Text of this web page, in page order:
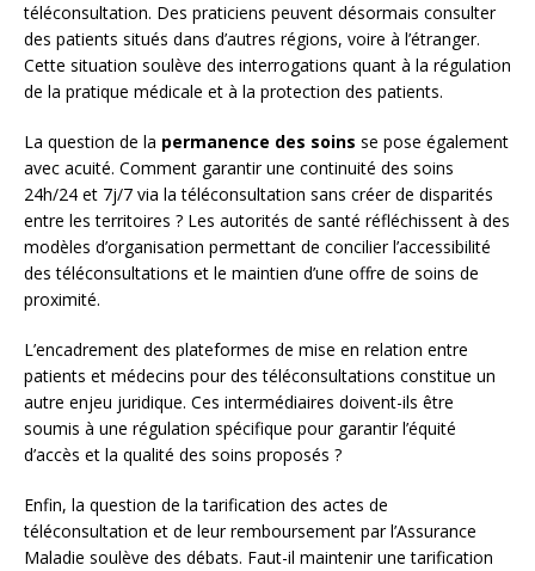
téléconsultation. Des praticiens peuvent désormais consulter
des patients situés dans d’autres régions, voire à l’étranger.
Cette situation soulève des interrogations quant à la régulation
de la pratique médicale et à la protection des patients.
La question de la permanence des soins se pose également
avec acuité. Comment garantir une continuité des soins
24h/24 et 7j/7 via la téléconsultation sans créer de disparités
entre les territoires ? Les autorités de santé réfléchissent à des
modèles d’organisation permettant de concilier l’accessibilité
des téléconsultations et le maintien d’une offre de soins de
proximité.
L’encadrement des plateformes de mise en relation entre
patients et médecins pour des téléconsultations constitue un
autre enjeu juridique. Ces intermédiaires doivent-ils être
soumis à une régulation spécifique pour garantir l’équité
d’accès et la qualité des soins proposés ?
Enfin, la question de la tarification des actes de
téléconsultation et de leur remboursement par l’Assurance
Maladie soulève des débats. Faut-il maintenir une tarification